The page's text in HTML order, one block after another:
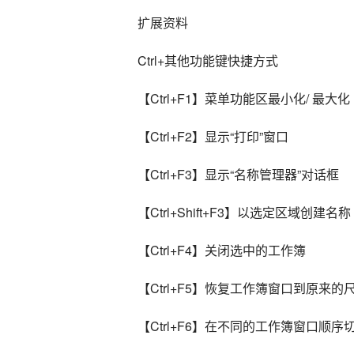
扩展资料
Ctrl+其他功能键快捷方式
【Ctrl+F1】菜单功能区最小化/ 最大化
【Ctrl+F2】显示“打印”窗口
【Ctrl+F3】显示“名称管理器”对话框
【Ctrl+Shift+F3】以选定区域创建名称
【Ctrl+F4】关闭选中的工作簿
【Ctrl+F5】恢复工作簿窗口到原来的
【Ctrl+F6】在不同的工作簿窗口顺序